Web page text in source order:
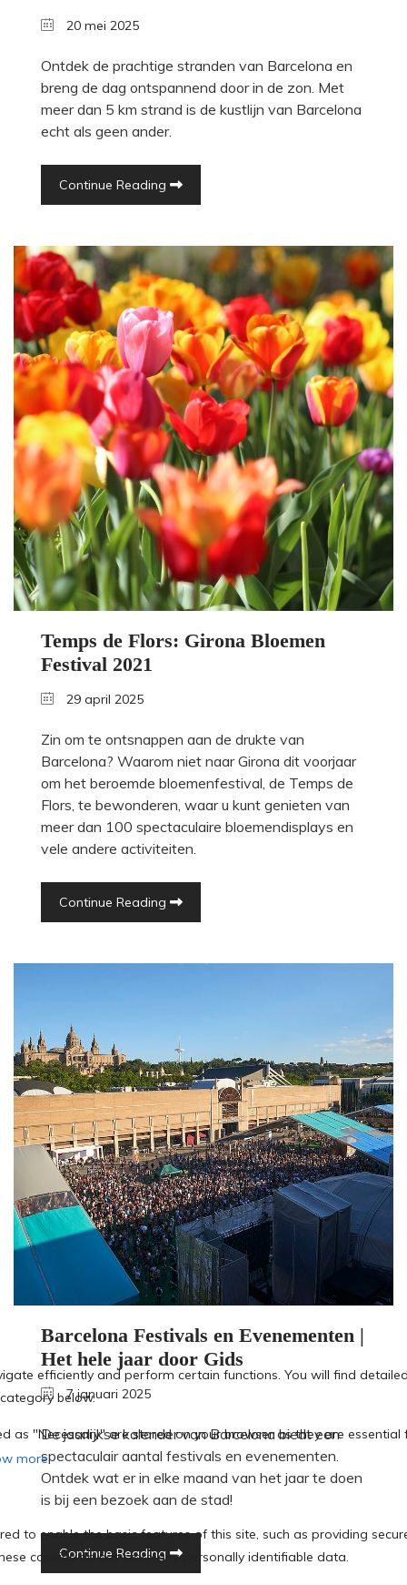
20 mei 2025
Ontdek de prachtige stranden van Barcelona en
breng de dag ontspannend door in de zon. Met
meer dan 5 km strand is de kustlijn van Barcelona
echt als geen ander.
Continue Reading
Temps de Flors: Girona Bloemen
Festival 2021
29 april 2025
Zin om te ontsnappen aan de drukte van
Barcelona? Waarom niet naar Girona dit voorjaar
om het beroemde bloemenfestival, de Temps de
Flors, te bewonderen, waar u kunt genieten van
meer dan 100 spectaculaire bloemendisplays en
vele andere activiteiten.
Continue Reading
Barcelona Festivals en Evenementen |
Het hele jaar door Gids
7 januari 2025
De jaarlijkse kalender van Barcelona biedt een
spectaculair aantal festivals en evenementen.
Ontdek wat er in elke maand van het jaar te doen
is bij een bezoek aan de stad!
Continue Reading